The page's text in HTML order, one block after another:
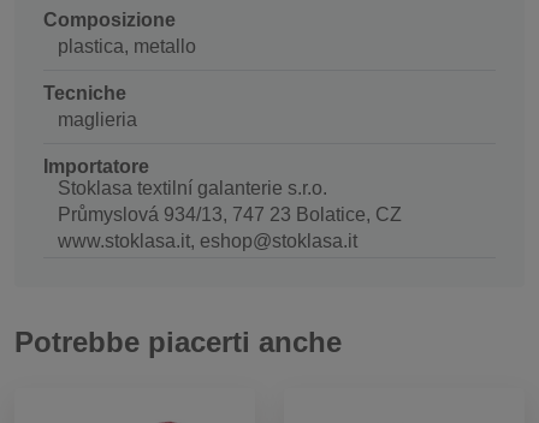
Composizione
plastica, metallo
Tecniche
maglieria
Importatore
Stoklasa textilní galanterie s.r.o.
Průmyslová 934/13, 747 23 Bolatice, CZ
www.stoklasa.it, eshop@stoklasa.it
Potrebbe piacerti anche